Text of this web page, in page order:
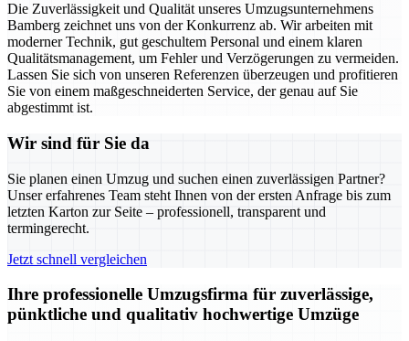
Die Zuverlässigkeit und Qualität unseres Umzugsunternehmens
Bamberg zeichnet uns von der Konkurrenz ab. Wir arbeiten mit
moderner Technik, gut geschultem Personal und einem klaren
Qualitätsmanagement, um Fehler und Verzögerungen zu vermeiden.
Lassen Sie sich von unseren Referenzen überzeugen und profitieren
Sie von einem maßgeschneiderten Service, der genau auf Sie
abgestimmt ist.
Wir sind für Sie da
Sie planen einen Umzug und suchen einen zuverlässigen Partner?
Unser erfahrenes Team steht Ihnen von der ersten Anfrage bis zum
letzten Karton zur Seite – professionell, transparent und
termingerecht.
Jetzt schnell vergleichen
Ihre professionelle Umzugsfirma für zuverlässige,
pünktliche und qualitativ hochwertige Umzüge